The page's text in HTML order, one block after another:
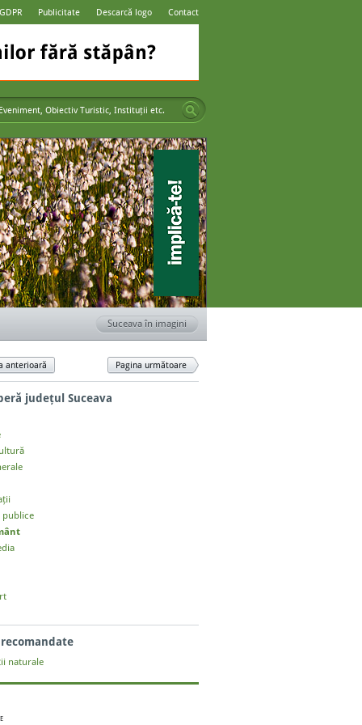
Publicitate Descarcă logo Contact
Suceava în imagini
Pagina următoare
anterioară
județul Suceava
naturale